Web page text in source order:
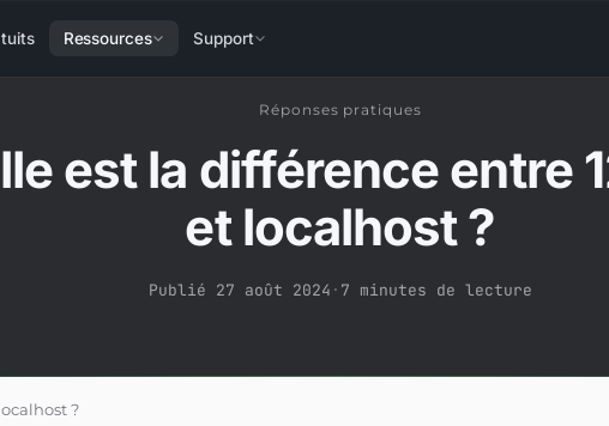
Ressources Support
Réponses pratiques
est la différence entre
et localhost ?
Publié 27 août 2024 · 7 minutes de lecture
?